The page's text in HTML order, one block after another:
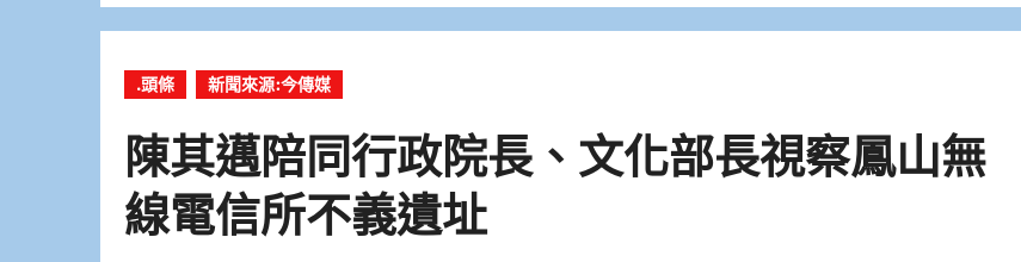
.頭條 新聞來源:今傳媒
陳其邁陪同行政院長、文化部長視察鳳山無
線電信所不義遺址